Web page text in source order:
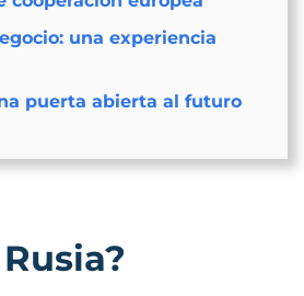
una experiencia
puerta abierta al futuro